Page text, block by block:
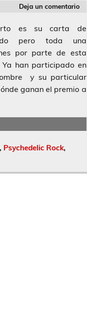
Deja un comentario
es su carta de
pero toda una
por parte de esta
han participado en
y su particular
ganan el premio a
, Psychedelic Rock,